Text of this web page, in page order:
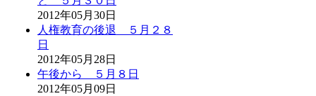
2012年05月30日
人権教育の後退 ５月２８
日
2012年05月28日
午後から ５月８日
2012年05月09日